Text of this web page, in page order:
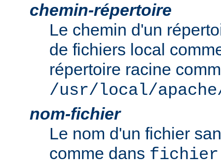
chemin-répertoire
Le chemin d'un
de fichiers local
répertoire racine
/usr/local/
nom-fichier
Le nom d'un fichier
comme dans